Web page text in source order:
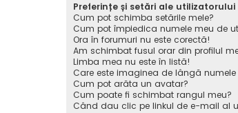
Preferințe și setări ale utilizatorului
Cum pot schimba setările mele?
Cum pot împiedica numele meu de
Ora în forumuri nu este corectă!
Am schimbat fusul orar din profilul
Limba mea nu este în listă!
Care este imaginea de lângă numele
Cum pot arăta un avatar?
Cum poate fi schimbat rangul meu?
Când dau clic pe linkul de e-mail al